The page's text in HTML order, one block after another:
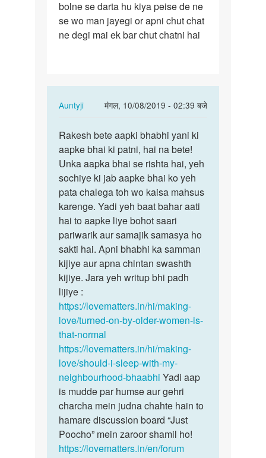
apni
bhabhi
ki
bolne se darta hu kiya peise de ne
se wo man jayegi or apni chut chat
ne degi mai ek bar chut chatni hai
Auntyji
मंगल, 10/08/2019 - 02:39 बजे
In
to
mem
mai
apni
bhabhi
ki
yoni…
by
rakesh
Rakesh
bete
aapki
bhabhi…
Rakesh bete aapki bhabhi yani ki
aapke bhai ki patni, hai na bete!
Unka aapka bhai se rishta hai, yeh
sochiye ki jab aapke bhai ko yeh
pata chalega toh wo kaisa mahsus
karenge. Yadi yeh baat bahar aati
hai to aapke liye bohot saari
pariwarik aur samajik samasya ho
sakti hai. Apni bhabhi ka samman
kijiye aur apna chintan swashth
kijiye. Jara yeh writup bhi padh
lijiye :
https://lovematters.in/hi/making-
love/turned-on-by-older-women-is-
that-normal
https://lovematters.in/hi/making-
love/should-i-sleep-with-my-
neighbourhood-bhaabhi Yadi aap
is mudde par humse aur gehri
charcha mein judna chahte hain to
hamare discussion board “Just
Poocho” mein zaroor shamil ho!
https://lovematters.in/en/forum